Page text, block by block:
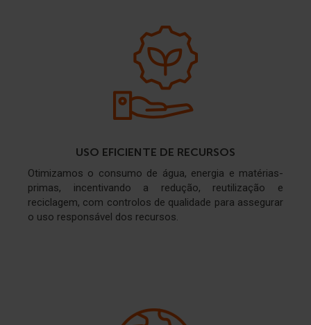
USO EFICIENTE DE RECURSOS
Otimizamos o consumo de água, energia e matérias-
primas, incentivando a redução, reutilização e
reciclagem, com controlos de qualidade para assegurar
o uso responsável dos recursos.